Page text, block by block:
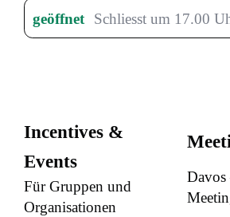
geöffnet Schliesst um 17.00
Incentives &
Events
Für Gruppen und
Organisationen
Davos